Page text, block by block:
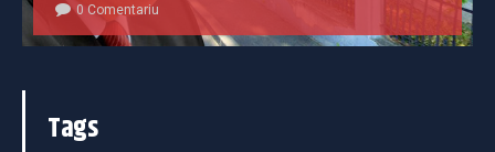
0 Comentariu
Tags